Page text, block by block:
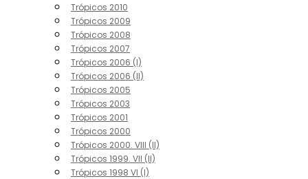
Trópicos 2010
Trópicos 2009
Trópicos 2008
Trópicos 2007
Trópicos 2006 (I)
Trópicos 2006 (II)
Trópicos 2005
Trópicos 2003
Trópicos 2001
Trópicos 2000
Trópicos 2000. VIII (II)
Trópicos 1999. VII (II)
Trópicos 1998 VI (I)